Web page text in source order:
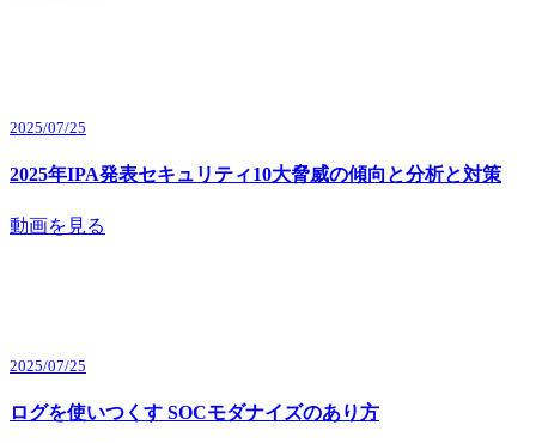
2025/07/25
2025年IPA発表セキュリティ10大脅威の傾向と分析と対策
動画を見る
2025/07/25
ログを使いつくす SOCモダナイズのあり方